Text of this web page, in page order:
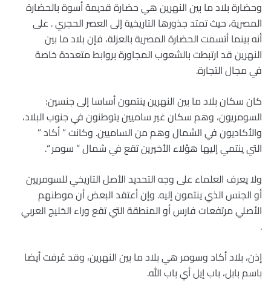
وحضارة بلاد ما بين النهرين هي حضارة قديمة أسوة بالحضارة
المصرية، حيث تمتد جذورها التاريخية إلى العصر الحجري . على
أنه بينما أتسمت الحضارة المصرية بالعزلة، فإن بلاد ما بين
النهرين قد ارتبطت بالشعوب المجاورة بروابط متعددة خاصة
في مجال التجارة.
كان سكان بلاد ما بين النهرين ينتمون أساسا إلى جنسين:
السومريون، وهم سكان غير ساميين يتوطنون في جنوب البلاد،
والأكاديون في الشمال وهم من الساميين. وكانت ” أكاد ”
التي ينتمي إليها هؤلاء الأخيرين تقع في شمال ” سومر “.
ولا يعرف العلماء على وجه التحديد الأصل التاريخي للسومريين
أو الجنس الذي ينتمون إليه. وإن أعتقد البعض أن موطنهم
الأصلي مرتفعات فارس أو المنطقة التي تقع وراء الخليج العربي
.
إذن، بلاد أكاد وسومر هي بلاد ما بين النهرين، وقد عُرفت أيضا
باسم بابل، باب إيل أي باب الله.